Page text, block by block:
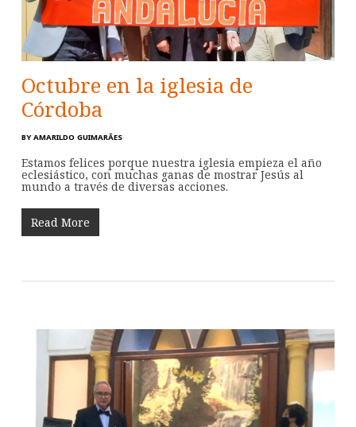
Octubre en la iglesia de
Córdoba
BY AMARILDO GUIMARÃES
Estamos felices porque nuestra iglesia empieza el año
eclesiástico, con muchas ganas de mostrar Jesús al
mundo a través de diversas acciones.
Read More